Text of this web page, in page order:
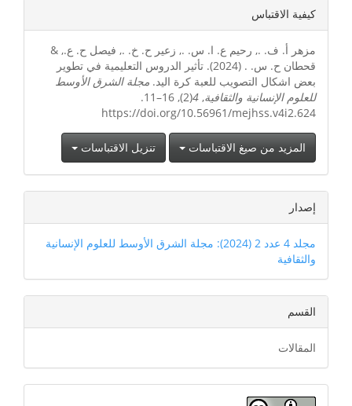
تفاصيل
المقالة
كيفية الاقتباس
مزهر أ. ف. ., رحيم ع. ا. س. ., زعير ح. خ. ., فيصل ح. ع., &
قحطان ح. س. . (2024). تأثير الدروس التعليمية في تطوير
بعض اشكال التصويب للعبة كرة اليد. مجلة الشرق الأوسط
للعلوم الإنسانية والثقافية,
4
(2), 16–11.
https://doi.org/10.56961/mejhss.v4i2.624
المزيد من صيغ الاقتباسات تنزيل الاقتباسات
إصدار
مجلد 4 عدد 2 (2024): مجلة الشرق الأوسط للعلوم الإنسانية
والثقافية
القسم
المقالات